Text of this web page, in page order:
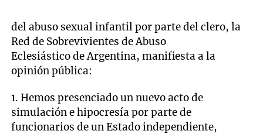
del abuso sexual infantil por parte del clero, la
Red de Sobrevivientes de Abuso
Eclesiástico de Argentina, manifiesta a la
opinión pública:
1. Hemos presenciado un nuevo acto de
simulación e hipocresía por parte de
funcionarios de un Estado independiente,